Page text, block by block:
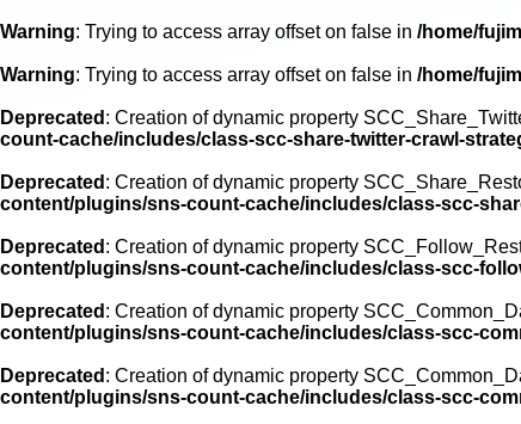
Warning: Trying to access array offset on false in /home/
Warning: Trying to access array offset on false in /home/
Deprecated : Creation of dynamic property
count-cache/includes/class-scc-share-twitter-crawl-
Deprecated : Creation of dynamic property
content/plugins/sns-count-cache/includes/class-scc-
Deprecated : Creation of dynamic property
content/plugins/sns-count-cache/includes/class-scc-
Deprecated : Creation of dynamic property
content/plugins/sns-count-cache/includes/class-scc-
Deprecated : Creation of dynamic property
content/plugins/sns-count-cache/includes/class-scc-